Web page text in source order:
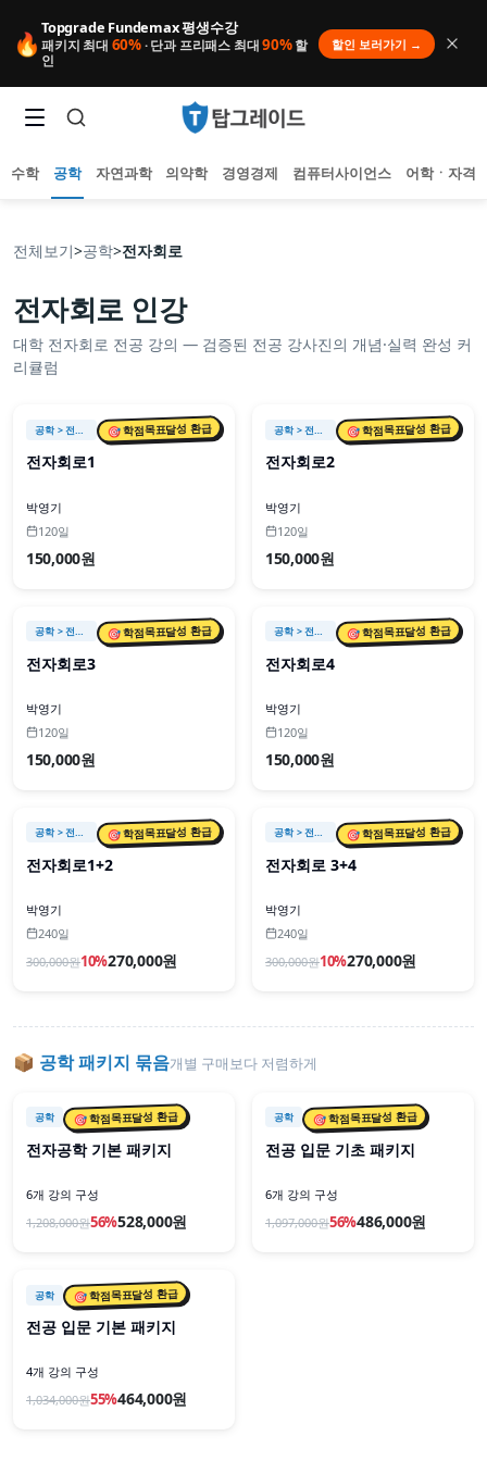
🔥
Topgrade Fundemax 평생수강
패키지 최대 60% · 단과 프리패스 최대90%할
인
할인 보러가기 →
인기 검색어
아직 집계된 인기 검색어가 없습니다.
추천 검색어
최근 검색어
최근 검색 내역이 없습니다.
수학 공학 자연과학 의약학 경영경제 컴퓨터사이언스 어학ㆍ자격
전체보기>공학>전자회로
전자회로인강
대학 전자회로 전공 강의 — 검증된 전공 강사진의 개념·실력 완성 커
리큘럼
공학 > 전자회로 🎯 학점목표달성 환급
전자회로1
박영기
120일
150,000원
공학 > 전자회로 🎯 학점목표달성 환급
전자회로2
박영기
120일
150,000원
공학 > 전자회로 🎯 학점목표달성 환급
전자회로3
박영기
120일
150,000원
공학 > 전자회로 🎯 학점목표달성 환급
전자회로4
박영기
120일
150,000원
공학 > 전자회로 🎯 학점목표달성 환급
전자회로1+2
박영기
240일
300,000원10%270,000원
공학 > 전자회로 🎯 학점목표달성 환급
전자회로 3+4
박영기
240일
300,000원10%270,000원
📦 공학패키지 묶음개별 구매보다 저렴하게
📦 패키지
공학 🎯 학점목표달성 환급
전자공학 기본 패키지
6개 강의 구성
1,208,000원56%528,000원
📦 패키지
공학 🎯 학점목표달성 환급
전공 입문 기초 패키지
6개 강의 구성
1,097,000원56%486,000원
📦 패키지
공학 🎯 학점목표달성 환급
전공 입문 기본 패키지
4개 강의 구성
1,034,000원55%464,000원